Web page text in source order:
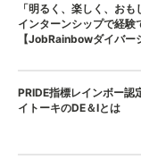
「明るく、楽しく、お
インターンシップで経験
【JobRainbowダイバー
PRIDE指標レインボー認
イトーキのDE＆Iとは